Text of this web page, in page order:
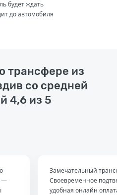
будет ждать
до автомобиля
трансфере из
со средней
4,6 из 5
—
Замечательный
Своевременное
удобная онлайн